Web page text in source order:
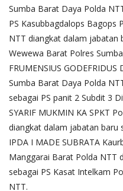
Sumba Barat Daya Polda
PS Kasubbagdalops Bagops
NTT diangkat dalam jabatan
Wewewa Barat Polres
FRUMENSIUS
Sumba Barat Daya Polda
sebagai PS panit 2 Subdit 3
SYARIF MUKMIN KA SPKT
diangkat dalam jabatan baru
IPDA I MADE SUBRATA
Manggarai Barat Polda NTT
sebagai PS Kasat Intelkam
NTT.